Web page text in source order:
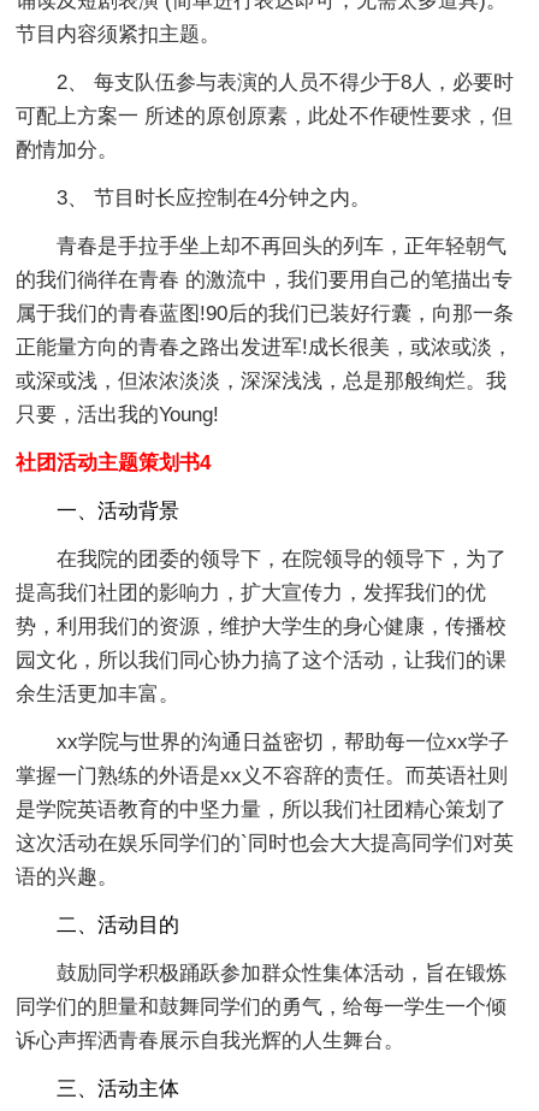
节目内容须紧扣主题。
2、 每支队伍参与表演的人员不得少于8人，必要时
可配上方案一 所述的原创原素，此处不作硬性要求，但
酌情加分。
3、 节目时长应控制在4分钟之内。
青春是手拉手坐上却不再回头的列车，正年轻朝气
的我们徜徉在青春 的激流中，我们要用自己的笔描出专
属于我们的青春蓝图!90后的我们已装好行囊，向那一条
正能量方向的青春之路出发进军!成长很美，或浓或淡，
或深或浅，但浓浓淡淡，深深浅浅，总是那般绚烂。我
只要，活出我的Young!
社团活动主题策划书4
一、活动背景
在我院的团委的领导下，在院领导的领导下，为了
提高我们社团的影响力，扩大宣传力，发挥我们的优
势，利用我们的资源，维护大学生的身心健康，传播校
园文化，所以我们同心协力搞了这个活动，让我们的课
余生活更加丰富。
xx学院与世界的沟通日益密切，帮助每一位xx学子
掌握一门熟练的外语是xx义不容辞的责任。而英语社则
是学院英语教育的中坚力量，所以我们社团精心策划了
这次活动在娱乐同学们的`同时也会大大提高同学们对英
语的兴趣。
二、活动目的
鼓励同学积极踊跃参加群众性集体活动，旨在锻炼
同学们的胆量和鼓舞同学们的勇气，给每一学生一个倾
诉心声挥洒青春展示自我光辉的人生舞台。
三、活动主体